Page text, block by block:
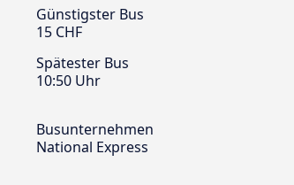
Günstigster Bus
15 CHF
Spätester Bus
10:50 Uhr
Busunternehmen
National Express